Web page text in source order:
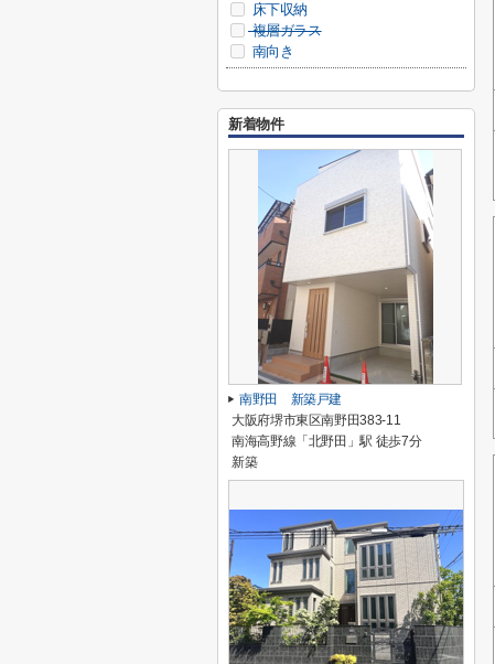
床下収納
複層ガラス
南向き
新着物件
南野田 新築戸建
大阪府堺市東区南野田383-11
南海高野線「北野田」駅 徒歩7分
新築